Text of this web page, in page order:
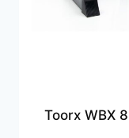
Toorx WBX